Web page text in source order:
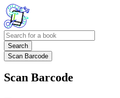
Search
Scan Barcode
Scan Barcode